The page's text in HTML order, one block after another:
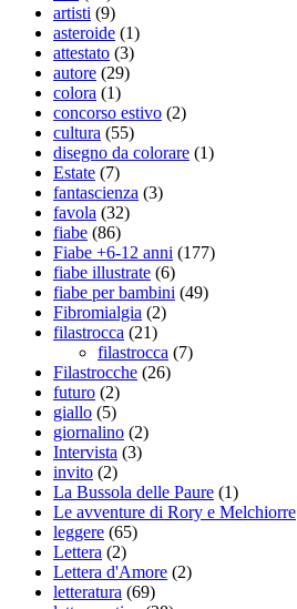
artisti (9)
asteroide (1)
attestato (3)
autore (29)
colora (1)
concorso estivo (2)
cultura (55)
disegno da colorare (1)
Estate (7)
fantascienza (3)
favola (32)
fiabe (86)
Fiabe +6-12 anni (177)
fiabe illustrate (6)
fiabe per bambini (49)
Fibromialgia (2)
filastrocca (21)
filastrocca (7)
Filastrocche (26)
futuro (2)
giallo (5)
giornalino (2)
Intervista (3)
invito (2)
La Bussola delle Paure (1)
Le avventure di Rory e Melchiorre
leggere (65)
Lettera (2)
Lettera d'Amore (2)
letteratura (69)